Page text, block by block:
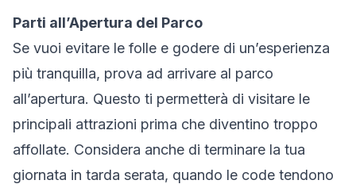
Parti all’Apertura del Parco
Se vuoi evitare le folle e godere di un’esperienza
più tranquilla, prova ad arrivare al parco
all’apertura. Questo ti permetterà di visitare le
principali attrazioni prima che diventino troppo
affollate. Considera anche di terminare la tua
giornata in tarda serata, quando le code tendono